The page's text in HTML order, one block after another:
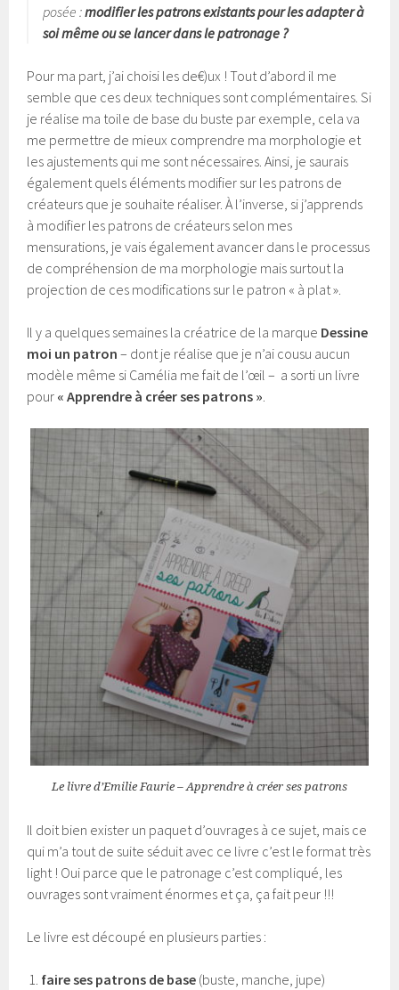
posée :modifier les patrons existants pour les adapter à
soi même ou se lancer dans le patronage ?
Pour ma part, j’ai choisi les de€)ux ! Tout d’abord il me
semble que ces deux techniques sont complémentaires. Si
je réalise ma toile de base du buste par exemple, cela va
me permettre de mieux comprendre ma morphologie et
les ajustements qui me sont nécessaires. Ainsi, je saurais
également quels éléments modifier sur les patrons de
créateurs que je souhaite réaliser. À l’inverse, si j’apprends
à modifier les patrons de créateurs selon mes
mensurations, je vais également avancer dans le processus
de compréhension de ma morphologie mais surtout la
projection de ces modifications sur le patron « à plat ».
Il y a quelques semaines la créatrice de la marque Dessine
moi un patron – dont je réalise que je n’ai cousu aucun
modèle même si Camélia me fait de l’œil – a sorti un livre
pour « Apprendre à créer ses patrons »
Le livre d’Emilie Faurie – Apprendre à créer ses patrons
Il doit bien exister un paquet d’ouvrages à ce sujet, mais ce
qui m’a tout de suite séduit avec ce livre c’est le format très
light ! Oui parce que le patronage c’est compliqué, les
ouvrages sont vraiment énormes et ça, ça fait peur !!!
Le livre est découpé en plusieurs parties :
faire ses patrons de base (buste, manche, jupe)